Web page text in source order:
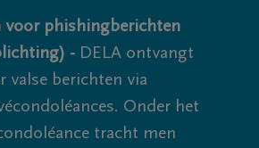
voor phishingberichten
- DELA ontvangt
valse berichten via
Onder het
tracht men